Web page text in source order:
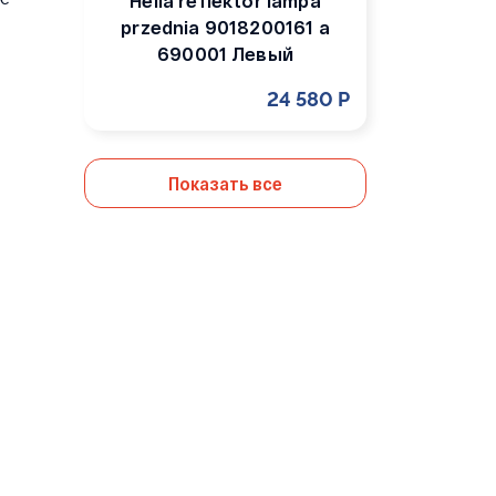
przednia 9018200161 a
690001 Левый
24 580 Р
Показать все